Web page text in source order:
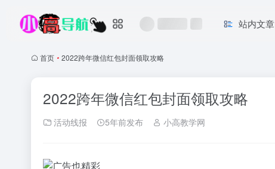
站内文章
首页 • 2022跨年微信红包封面领取攻略
2022跨年微信红包封面领取攻略
活动线报 5年前发布 小高教学网